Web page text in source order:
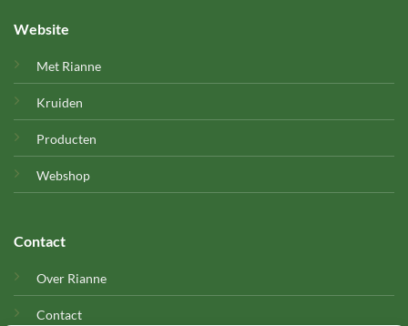
Website
Met Rianne
Kruiden
Producten
Webshop
Contact
Over Rianne
Contact